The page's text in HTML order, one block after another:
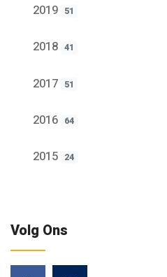
2019 51
2018 41
2017 51
2016 64
2015 24
Volg Ons